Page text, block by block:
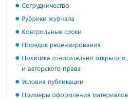
Сотрудничество
Рубрики журнала
Контрольные сроки
Порядок рецензирования
Политика относительно
и авторского права
Условия публикации
Примеры оформления материалов